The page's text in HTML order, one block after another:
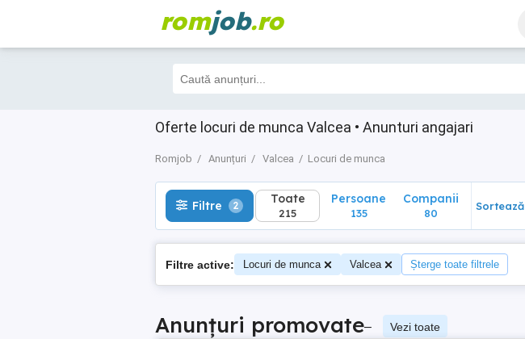
romjob.ro
Oferte locuri de munca Valcea • Anunturi angajari
Romjob Anunțuri Valcea Locuri de munca
Filtre 2 Toate
215
Filtre 2 Toate
215
Persoane
135
Companii
80
Sortează
Filtre active: Locuri de munca Valcea Șterge toate filtrele
Anunțuri promovate– Vezi toate